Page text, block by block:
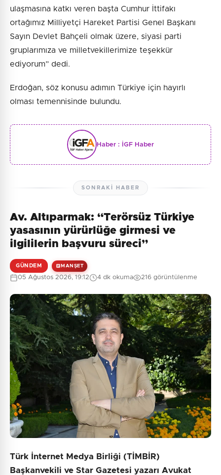
ulaşmasına katkı veren başta Cumhur İttifakı
ortağımız Milliyetçi Hareket Partisi Genel Başkanı
Sayın Devlet Bahçeli olmak üzere, siyasi parti
gruplarımıza ve milletvekillerimize teşekkür
ediyorum” dedi.
Erdoğan, söz konusu adımın Türkiye için hayırlı
olması temennisinde bulundu.
Haber : İGF Haber
SONRAKI HABER
Av. Altıparmak: “Terörsüz Türkiye
yasasının yürürlüğe girmesi ve
ilgililerin başvuru süreci”
GÜNDEM MANŞET
05 Ağustos 2026, 19:12 4 dk okuma 216 görüntülenme
Türk İnternet Medya Birliği (TİMBİR)
Başkanvekili ve Star Gazetesi yazarı Avukat